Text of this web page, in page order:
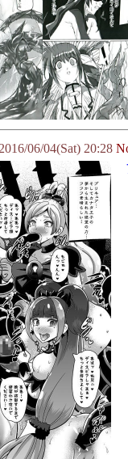
06/04(Sat) 20:28